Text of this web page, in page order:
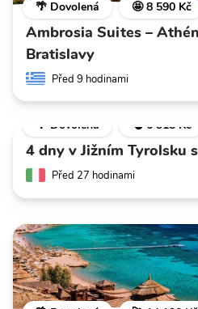
🌴 Dovolená 🤩 8 590 Kč
Ambrosia Suites –
Bratislavy
Před 9 hodinami
🌴 Dovolená 💣 6 318 Kč
4 dny v Jižním Tyrolsku
Před 27 hodinami